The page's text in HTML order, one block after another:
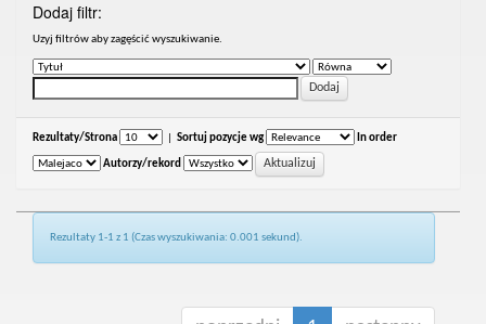
Dodaj filtr:
Uzyj filtrów aby zagęścić wyszukiwanie.
Rezultaty/Strona Sortuj pozycje wg In order
Autorzy/rekord
Rezultaty 1-1 z 1 (Czas wyszukiwania: 0.001 sekund).